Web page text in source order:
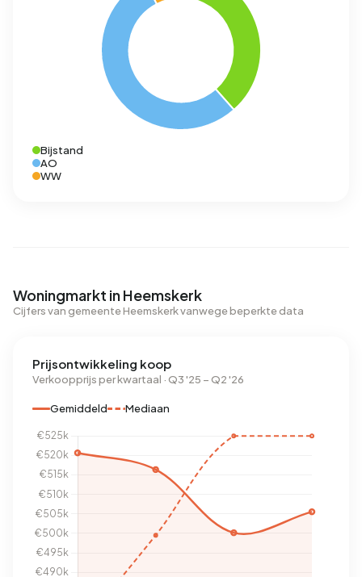
Bijstand
AO
WW
Woningmarkt in Heemskerk
Cijfers van gemeente Heemskerk vanwege beperkte data
Prijsontwikkeling koop
Verkoopprijs per kwartaal · Q3 '25 – Q2 '26
Gemiddeld Mediaan